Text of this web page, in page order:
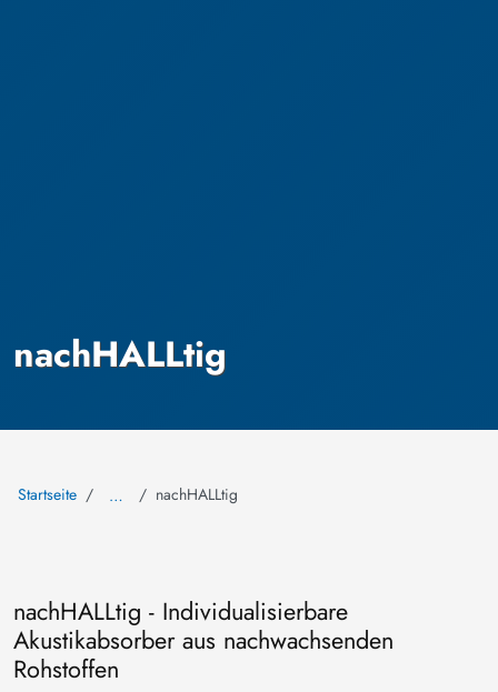
nachHALLtig
Startseite … nachHALLtig
nachHALLtig - Individualisierbare
Akustikabsorber aus nachwachsenden
Rohstoffen